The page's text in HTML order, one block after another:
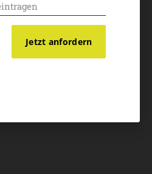
Jetzt anfordern